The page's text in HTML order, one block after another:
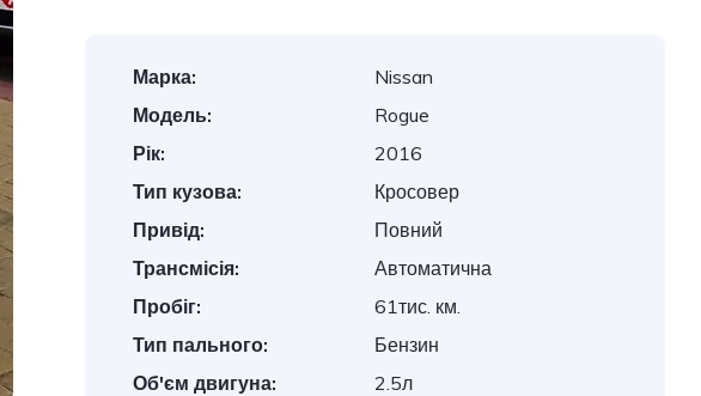
Марка:
Nissan
Модель:
Rogue
Рік:
2016
Тип кузова:
Кросовер
Привід:
Повний
Трансмісія:
Автоматична
Пробіг:
61тис. км.
Тип пального:
Бензин
Об'єм двигуна:
2.5л